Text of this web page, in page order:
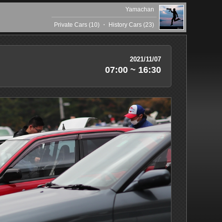
Yamachan
Private Cars (10) ・ History Cars (23)
2021/11/07
07:00 ~ 16:30